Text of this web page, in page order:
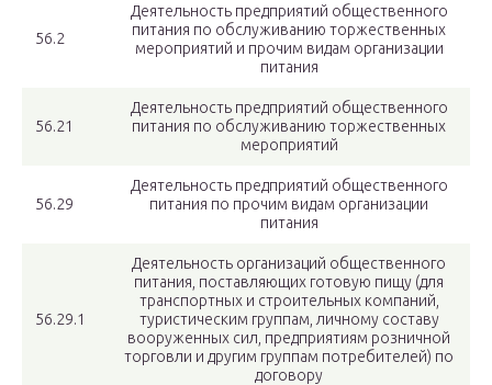
56.2
Деятельность предприятий общественного
питания по обслуживанию торжественных
мероприятий и прочим видам организации
питания
56.21
Деятельность предприятий общественного
питания по обслуживанию торжественных
мероприятий
56.29
Деятельность предприятий общественного
питания по прочим видам организации
питания
56.29.1
Деятельность организаций общественного
питания, поставляющих готовую пищу (для
транспортных и строительных компаний,
туристическим группам, личному составу
вооруженных сил, предприятиям розничной
торговли и другим группам потребителей) по
договору